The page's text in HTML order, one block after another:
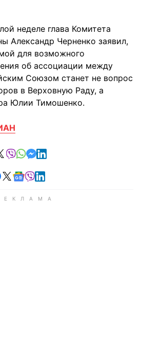
неделе глава Комитета
Александр Черненко заявил,
для возможного
об ассоциации между
Союзом станет не вопрос
в Верховную Раду, а
Юлии Тимошенко.
в Telegram
в Facebook
поделиться в X
отправить в Viber
отправить в Whatsapp
отправить в Messenger
отправить в LinkedIn
в Telegram
Читайте в Facebook
Читайте в X
Читайте в Google news
Читайте в Viber
Читайте в LinkedIn